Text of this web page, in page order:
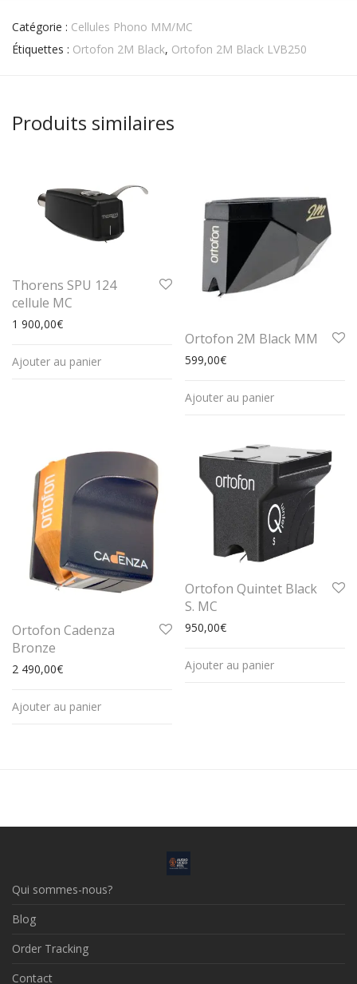
Catégorie : Cellules Phono MM/MC
Étiquettes : Ortofon 2M Black, Ortofon 2M Black LVB250
Produits similaires
Thorens SPU 124
cellule MC
1 900,00€
Ajouter au panier
Ortofon 2M Black MM
599,00€
Ajouter au panier
Ortofon Cadenza
Bronze
2 490,00€
Ajouter au panier
Ortofon Quintet Black
S. MC
950,00€
Ajouter au panier
Qui sommes-nous?
Blog
Order Tracking
Contact